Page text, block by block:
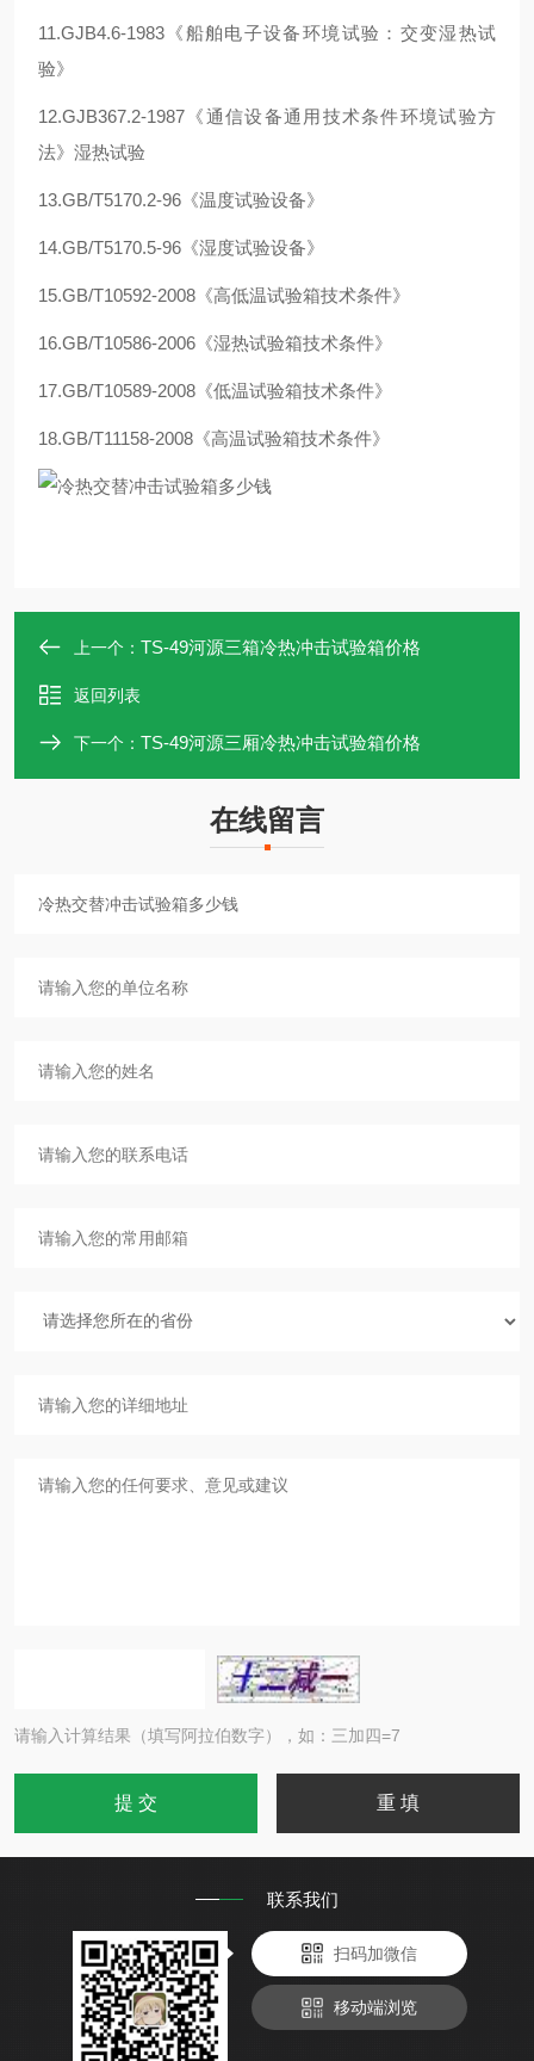
11.GJB4.6-1983《船舶电子设备环境试验：交变湿热试
验》
12.GJB367.2-1987《通信设备通用技术条件环境试验方
法》湿热试验
13.GB/T5170.2-96《温度试验设备》
14.GB/T5170.5-96《湿度试验设备》
15.GB/T10592-2008《高低温试验箱技术条件》
16.GB/T10586-2006《湿热试验箱技术条件》
17.GB/T10589-2008《低温试验箱技术条件》
18.GB/T11158-2008《高温试验箱技术条件》
上一个： TS-49河源三箱冷热冲击试验箱价格
返回列表
下一个： TS-49河源三厢冷热冲击试验箱价格
在线留言
请输入计算结果（填写阿拉伯数字），如：三加四=7
联系我们
扫码加微信
移动端浏览